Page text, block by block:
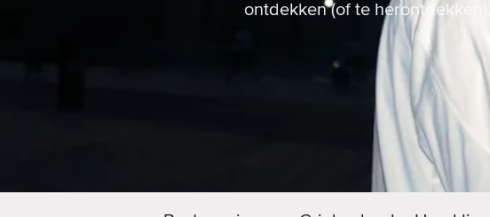
ontdekken (of te herontdekken).